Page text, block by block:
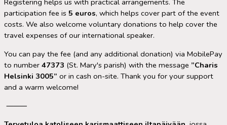
Registering helps us with practical arrangements. The
participation fee is 5 euros, which helps cover part of the event
costs. We also welcome voluntary donations to help cover the
travel expenses of our international speaker.
You can pay the fee (and any additional donation) via MobilePay
to number 47373 (St. Mary's parish) with the message ”Charis
Helsinki 3005” or in cash on-site. Thank you for your support
and a warm welcome!
⸻